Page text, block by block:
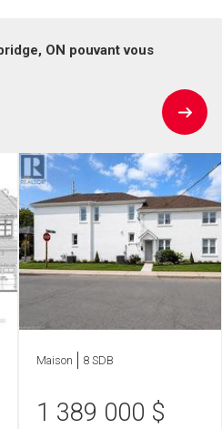
ON pouvant vous
Maison 8 SDB
1 389 000 $